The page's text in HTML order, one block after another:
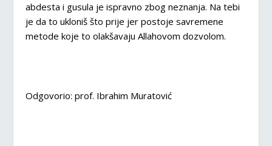
abdesta i gusula je ispravno zbog neznanja. Na tebi
je da to ukloniš što prije jer postoje savremene
metode koje to olakšavaju Allahovom dozvolom.
Odgovorio: prof. Ibrahim Muratović